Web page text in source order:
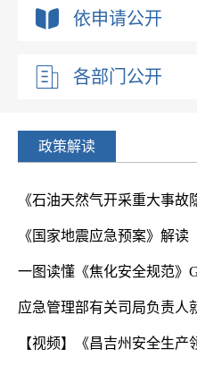
依申请公开
各部门公开
政策解读
《国家地震应急预案》解读